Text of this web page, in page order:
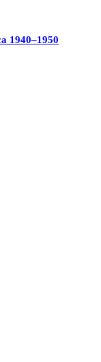
1940–1950